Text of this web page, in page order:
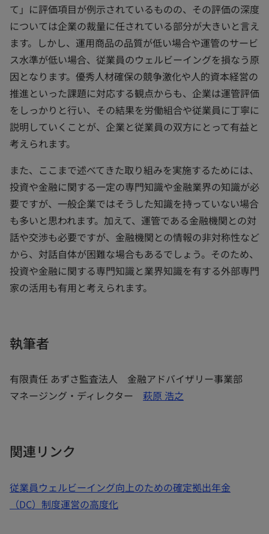
て」に評価項目が例示されているものの、その評価の深度
については企業の裁量に任されている部分が大きいと言え
ます。しかし、運用商品の品質が低い場合や運管のサービ
ス水準が低い場合、従業員のウェルビーイングを損なう原
因となります。優秀人材確保の競争激化や人的資本経営の
推進といった課題に対応する観点からも、企業は運管評価
をしっかりと行い、その結果を労働組合や従業員に丁寧に
説明していくことが、企業と従業員の双方にとって有益と
考えられます。
また、ここまで述べてきた取り組みを実施するためには、
投資や金融に関する一定の専門知識や金融業界の知識が必
要ですが、一般企業ではそうした知識を持っていない場合
も多いと思われます。加えて、運管である金融機関との対
話や交渉も必要ですが、金融機関との情報の非対称性など
から、対話自体が困難な場合もあるでしょう。そのため、
投資や金融に関する専門知識と業界知識を有する外部専門
家の活用も有用と考えられます。
執筆者
有限責任 あずさ監査法人 金融アドバイザリー事業部
マネージング・ディレクター 萩原 浩之
関連リンク
従業員ウェルビーイング向上のための確定拠出年金
（DC）制度運営の高度化